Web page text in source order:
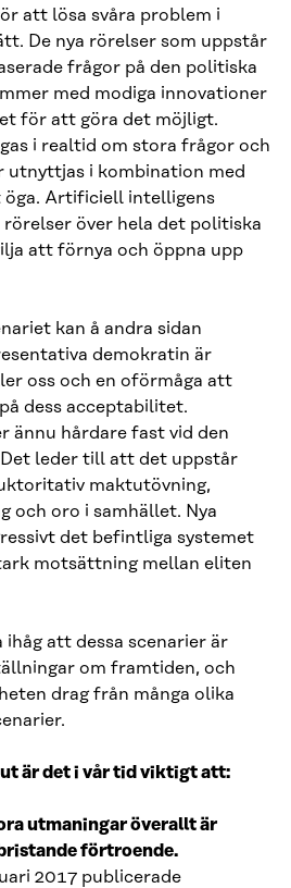
att lösa svåra problem i
De nya rörelser som uppstår
frågor på den politiska
med modiga innovationer
för att göra det möjligt.
i realtid om stora frågor och
utnyttjas i kombination med
öga. Artificiell intelligens
över hela det politiska
att förnya och öppna upp
kan å andra sidan
demokratin är
oss och en oförmåga att
dess acceptabilitet.
ännu hårdare fast vid den
leder till att det uppstår
maktutövning,
och oro i samhället. Nya
det befintliga systemet
motsättning mellan eliten
att dessa scenarier är
om framtiden, och
drag från många olika
är det i vår tid viktigt att:
utmaningar överallt är
förtroende.
2017 publicerade